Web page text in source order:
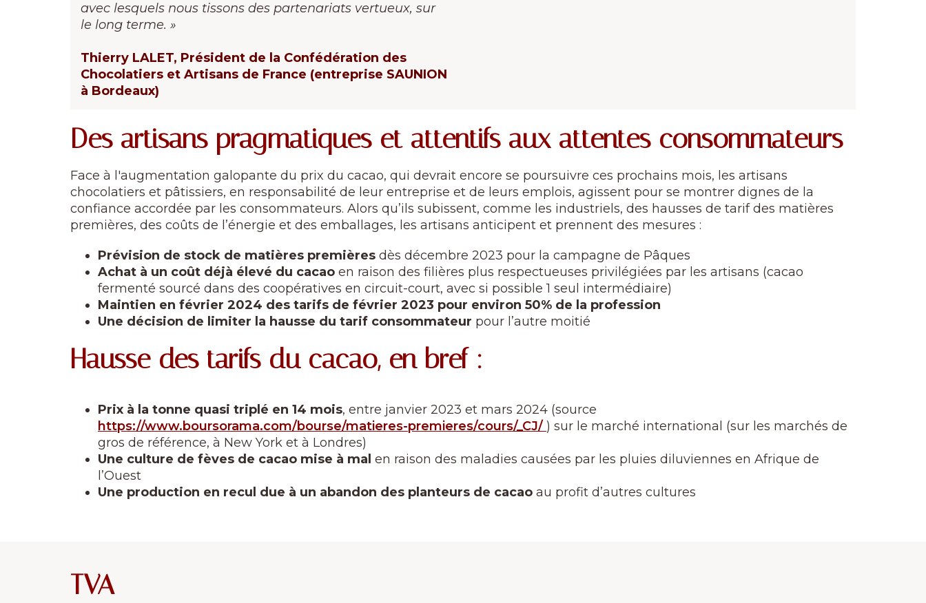
avec lesquels nous tissons des partenariats vertueux, sur
le long terme. »
Thierry LALET, Président de la Confédération des
Chocolatiers et Artisans de France (entreprise SAUNION
à Bordeaux)
Des artisans pragmatiques et attentifs aux attentes consommateurs
Face à l'augmentation galopante du prix du cacao, qui devrait encore se poursuivre ces prochains mois, les artisans
chocolatiers et pâtissiers, en responsabilité de leur entreprise et de leurs emplois, agissent pour se montrer dignes de la
confiance accordée par les consommateurs. Alors qu’ils subissent, comme les industriels, des hausses de tarif des matières
premières, des coûts de l’énergie et des emballages, les artisans anticipent et prennent des mesures :
Prévision de stock de matières premières dès décembre 2023 pour la campagne de Pâques
Achat à un coût déjà élevé du cacao en raison des filières plus respectueuses privilégiées par les artisans (cacao
fermenté sourcé dans des coopératives en circuit-court, avec si possible 1 seul intermédiaire)
Maintien en février 2024 des tarifs de février 2023 pour environ 50% de la profession
Une décision de limiter la hausse du tarif consommateur pour l’autre moitié
Hausse des tarifs du cacao, en bref :
Prix à la tonne quasi triplé en 14 mois, entre janvier 2023 et mars 2024 (source
https://www.boursorama.com/bourse/matieres-premieres/cours/_CJ/ ) sur le marché international (sur les marchés de
gros de référence, à New York et à Londres)
Une culture de fèves de cacao mise à mal en raison des maladies causées par les pluies diluviennes en Afrique de
l’Ouest
Une production en recul due à un abandon des planteurs de cacao au profit d’autres cultures
TVA